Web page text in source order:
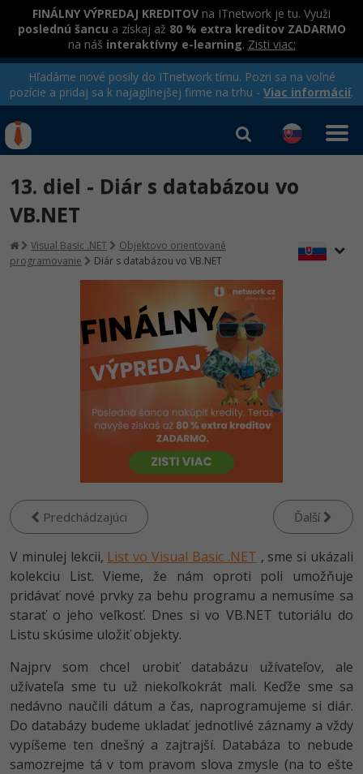
FINÁLNY VÝPREDAJ KREDITOV na ITnetwork je tu. Využi
poslednú šancu a získaj až 80 % extra kreditov ZADARMO
na náš interaktívny e-learning. Zisti viac:
Hľadáme nové posily do ITnetwork tímu. Pozri sa na voľné
pozície a pridaj sa k najagilnejšej firme na trhu - Viac informácií.
Kurzy programovania
Ako začať?
C# .NET -80%
Python -80%
JavaScript -80%
C++
Swift -80%
Kotlin -80%
Céčko -80%
SQL
UML -80%
Algoritmy -41%
Prihlásiť sa | Registrovať
13. diel - Diár s databázou vo
VB.NET
Visual Basic .NET
Objektovo orientované
programovanie
Diár s databázou vo VB.NET
Predchádzajúci Ďalší
V minulej lekcii, List vo Visual Basic .NET , sme si ukázali
kolekciu List. Vieme, že nám oproti poli umožňuje
pridávať nové prvky za behu programu a nemusíme sa
starať o jeho veľkosť. Dnes si vo VB.NET tutoriálu do
Listu skúsime uložiť objekty.
Najprv som chcel urobiť databázu užívateľov, ale
užívateľa sme tu už niekoľkokrát mali. Keďže sme sa
nedávno naučili dátum a čas, naprogramujeme si diár.
Do databázy budeme ukladať jednotlivé záznamy a vždy
vypíšeme ten dnešný a zajtrajší. Databáza to nebude
samozrejme tá v tom pravom slova zmysle (na to ešte